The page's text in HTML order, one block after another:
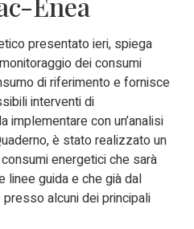
presentato ieri, spiega
dei consumi
di riferimento e fornisce
interventi di
con un’analisi
è stato realizzato un
energetici che sarà
guida e che già dal
alcuni dei principali